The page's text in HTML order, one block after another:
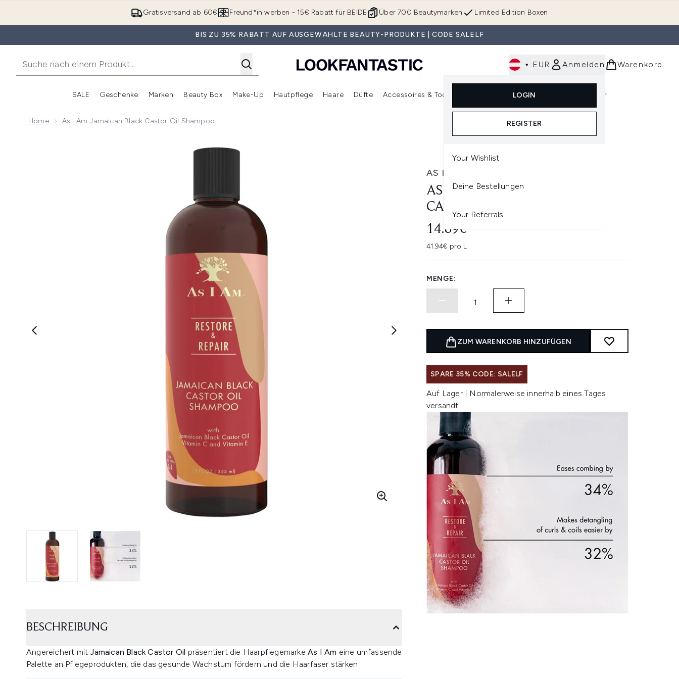
Zum Hauptinhalt springen
Gratisversand ab 60€ Limited Edition Boxen
Über 700 Beautymarken
Freund*in werben - 15€ Rabatt für BEIDE
BIS ZU 35% RABATT AUF AUSGEWÄHLTE BEAUTY-PRODUKTE | CODE SALELF
• EUR Anmelden
LOGIN
REGISTER
Your Wishlist
Deine Bestellungen
Your Referrals
Warenkorb
SALE
Untermenü Anmelden (SALE)
Geschenke
Untermenü Anmelden (Geschenke)
Marken
Untermenü Anmelden (Marken)
Beauty Box
Untermenü Anmelden (Beauty Box)
Make-Up
Untermenü Anmelden (Make-Up)
Hautpflege
Untermenü Anmelden (Hautpflege)
Haare
Untermenü Anmelden (Haare)
Düfte Accessoires & Tools
Untermenü Anmelden (Accessoires & Tools)
Im Trend & Neu Männer
Home As I Am Jamaican Black Castor Oil Shampoo
Now showing image 1 As I Am Jamaican Black Castor Oil Shampoo
AS I AM
AS I AM JAMAICAN BLACK
CASTOR OIL SHAMPOO
14.89€
41.94€ pro L
MENGE:
ZUM WARENKORB HINZUFÜGEN
SPARE 35% CODE: SALELF
Auf Lager | Normalerweise innerhalb eines Tages
versandt
BESCHREIBUNG
Angereichert mitJamaican Black Castor Oil präsentiert die HaarpflegemarkeAs I Am eine umfassende
Palette an Pflegeprodukten, die das gesunde Wachstum fördern und die Haarfaser stärken